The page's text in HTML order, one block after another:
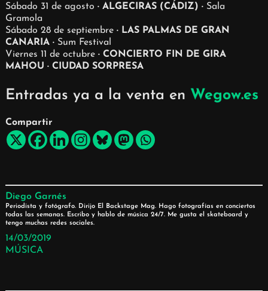
Sábado 31 de agosto · ALGECIRAS (CÁDIZ) · Sala
Gramola
Sábado 28 de septiembre· LAS PALMAS DE GRAN
CANARIA · Sum Festival
Viernes 11 de octubre· CONCIERTO FIN DE GIRA
MAHOU · CIUDAD SORPRESA
Entradas ya a la venta en Wegow.es
Compartir
Diego Garnés
Periodista y fotógrafo. Dirijo El Backstage Mag. Hago fotografías en conciertos
todas las semanas. Escribo y hablo de música 24/7. Me gusta el skateboard y
tengo muchas redes sociales.
14/03/2019
MÚSICA